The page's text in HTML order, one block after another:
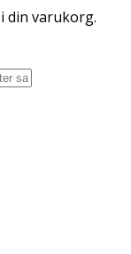
din varukorg.